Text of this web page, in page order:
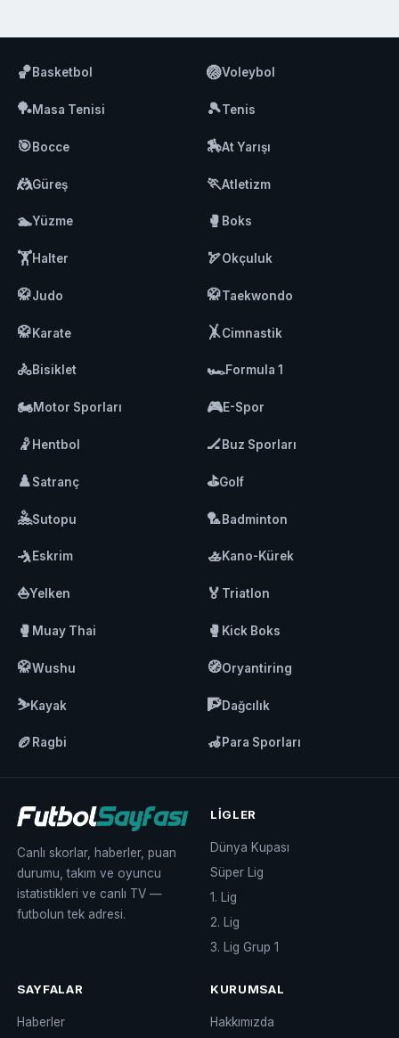
🏀Basketbol 🏐Voleybol
🏓Masa Tenisi 🎾Tenis
🎯Bocce 🏇At Yarışı
🤼Güreş 🏃Atletizm
🏊Yüzme 🥊 Boks
🏋️Halter 🏹Okçuluk
🥋Judo 🥋Taekwondo
🥋Karate 🤸Cimnastik
🚴Bisiklet 🏎️Formula 1
🏍️Motor Sporları 🎮E-Spor
🤾 Hentbol 🏒Buz Sporları
♟️Satranç ⛳Golf
🤽Sutopu 🏸Badminton
🤺Eskrim 🚣Kano-Kürek
⛵Yelken 🏅 Triatlon
🥊 Muay Thai 🥊 Kick Boks
🥋Wushu 🧭Oryantiring
⛷️Kayak 🧗Dağcılık
🏉 Ragbi 🦽Para Sporları
Canlı skorlar, haberler, puan
durumu, takım ve oyuncu
istatistikleri ve canlı TV —
futbolun tek adresi.
LIGLER
Dünya Kupası
Süper Lig
1. Lig
2. Lig
3. Lig Grup 1
SAYFALAR
Haberler
KURUMSAL
Hakkımızda